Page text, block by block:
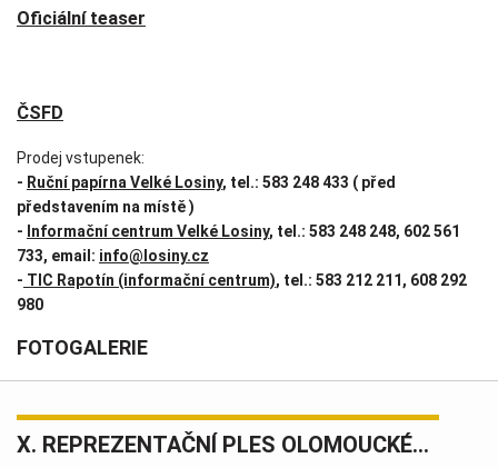
Oficiální teaser
ČSFD
Prodej vstupenek:
- Ruční papírna Velké Losiny, tel.: 583 248 433 ( před
představením na místě )
- Informační centrum Velké Losiny, tel.: 583 248 248, 602 561
733, email: info@losiny.cz
- TIC Rapotín (informační centrum), tel.: 583 212 211, 608 292
980
FOTOGALERIE
X. REPREZENTAČNÍ PLES OLOMOUCKÉHO KRAJE